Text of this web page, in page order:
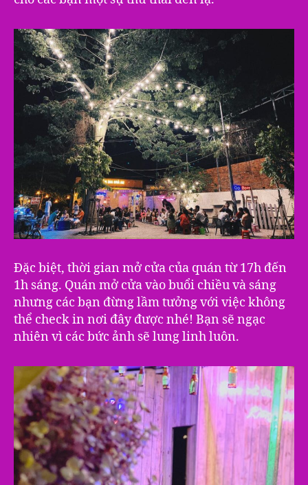
Đặc biệt, thời gian mở cửa của quán từ 17h đến
1h sáng. Quán mở cửa vào buổi chiều và sáng
nhưng các bạn đừng lầm tưởng với việc không
thể check in nơi đây được nhé! Bạn sẽ ngạc
nhiên vì các bức ảnh sẽ lung linh luôn.